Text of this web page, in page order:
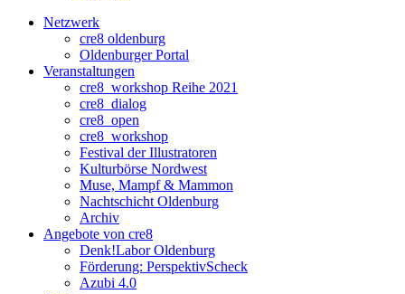
Netzwerk
cre8 oldenburg
Oldenburger Portal
Veranstaltungen
cre8_workshop Reihe 2021
cre8_dialog
cre8_open
cre8_workshop
Festival der Illustratoren
Kulturbörse Nordwest
Muse, Mampf & Mammon
Nachtschicht Oldenburg
Archiv
Angebote von cre8
Denk!Labor Oldenburg
Förderung: PerspektivScheck
Azubi 4.0